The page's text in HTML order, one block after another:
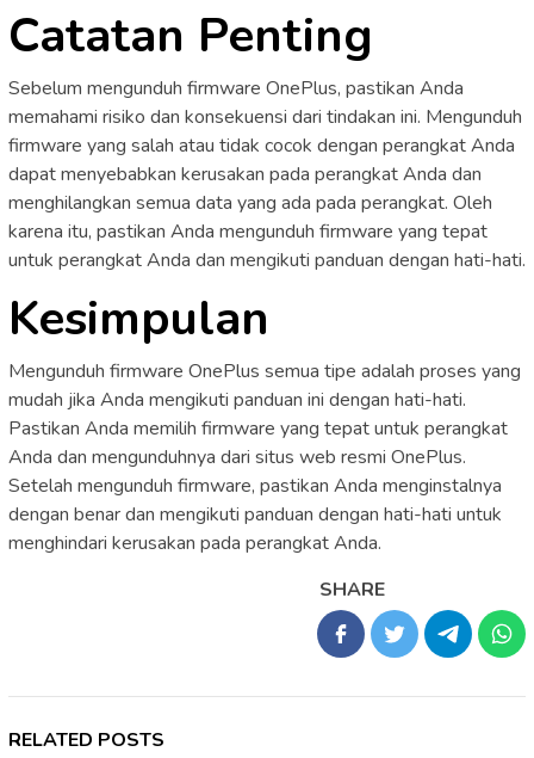
Catatan Penting
Sebelum mengunduh firmware OnePlus, pastikan Anda
memahami risiko dan konsekuensi dari tindakan ini. Mengunduh
firmware yang salah atau tidak cocok dengan perangkat Anda
dapat menyebabkan kerusakan pada perangkat Anda dan
menghilangkan semua data yang ada pada perangkat. Oleh
karena itu, pastikan Anda mengunduh firmware yang tepat
untuk perangkat Anda dan mengikuti panduan dengan hati-hati.
Kesimpulan
Mengunduh firmware OnePlus semua tipe adalah proses yang
mudah jika Anda mengikuti panduan ini dengan hati-hati.
Pastikan Anda memilih firmware yang tepat untuk perangkat
Anda dan mengunduhnya dari situs web resmi OnePlus.
Setelah mengunduh firmware, pastikan Anda menginstalnya
dengan benar dan mengikuti panduan dengan hati-hati untuk
menghindari kerusakan pada perangkat Anda.
SHARE
RELATED POSTS